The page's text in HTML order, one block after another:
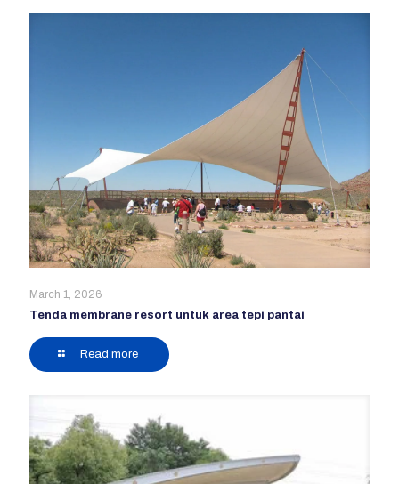
March 1, 2026
Tenda membrane resort untuk area tepi pantai
Read more